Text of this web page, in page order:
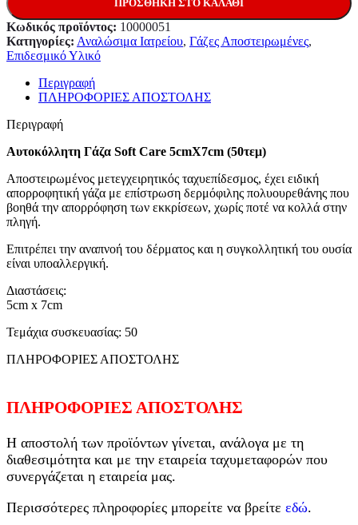
ΠΡΟΣΘΉΚΗ ΣΤΟ ΚΑΛΆΘΙ
Κωδικός προϊόντος: 10000051
Κατηγορίες: Αναλώσιμα Ιατρείου, Γάζες Αποστειρωμένες,
Επιδεσμικό Υλικό
Περιγραφή
ΠΛΗΡΟΦΟΡΙΕΣ ΑΠΟΣΤΟΛΗΣ
Περιγραφή
Αυτοκόλλητη Γάζα Soft Care 5cmX7cm (50τεμ)
Αποστειρωμένος μετεγχειρητικός ταχυεπίδεσμος, έχει ειδική
απορροφητική γάζα με επίστρωση δερμόφιλης πολυουρεθάνης που
βοηθά την απορρόφηση των εκκρίσεων, χωρίς ποτέ να κολλά στην
πληγή.
Επιτρέπει την αναπνοή του δέρματος και η συγκολλητική του ουσία
είναι υποαλλεργική.
Διαστάσεις:
5cm x 7cm
Τεμάχια συσκευασίας: 50
ΠΛΗΡΟΦΟΡΙΕΣ ΑΠΟΣΤΟΛΗΣ
ΠΛΗΡΟΦΟΡΙΕΣ ΑΠΟΣΤΟΛΗΣ
Η αποστολή των προϊόντων γίνεται, ανάλογα με τη
διαθεσιμότητα και με την εταιρεία ταχυμεταφορών που
συνεργάζεται η εταιρεία μας.
Περισσότερες πληροφορίες μπορείτε να βρείτε εδώ.